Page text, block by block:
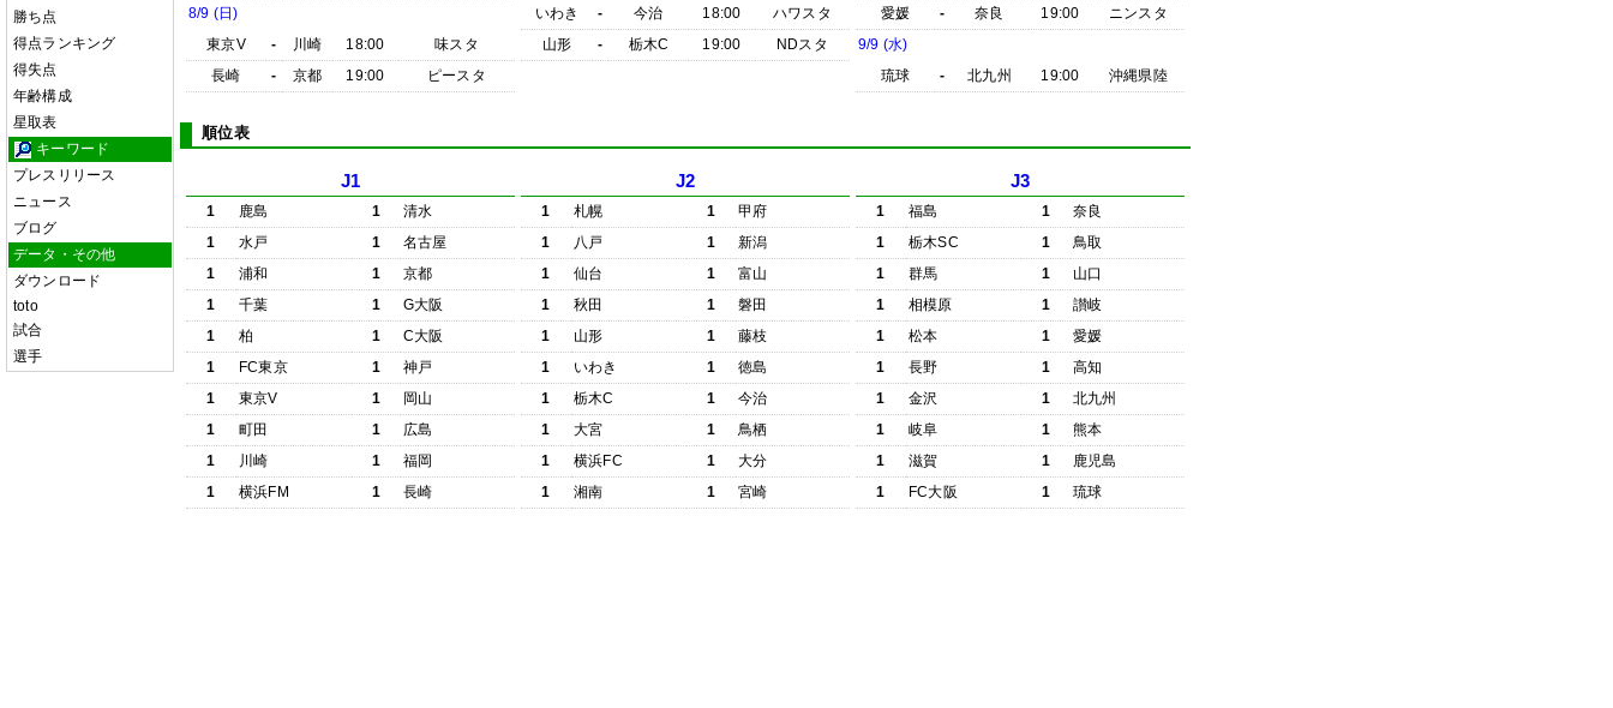
勝ち点
得点ランキング
得失点
年齢構成
星取表
キーワード
プレスリリース
ニュース
ブログ
データ・その他
ダウンロード
toto
試合
選手
8/9 (日)
東京V
- 川崎 18:00
味スタ
長崎
- 京都 19:00 ピースタ
いわき
- 今治 18:00
ハワスタ
山形
- 栃木C 19:00 NDスタ
愛媛
- 奈良 19:00
ニンスタ
9/9 (水)
琉球
- 北九州 19:00 沖縄県陸
順位表
J1
1 鹿島 1
清水
1
水戸 1
名古屋
1
浦和 1
京都
1
千葉 1
G大阪
1
柏 1
C大阪
1
FC東京 1
神戸
1
東京V 1
岡山
1
町田 1
広島
1
川崎 1
福岡
1
横浜FM 1 長崎
J2
1 札幌 1
甲府
1
八戸 1
新潟
1
仙台 1
富山
1
秋田 1
磐田
1
山形 1
藤枝
1
いわき 1
徳島
1
栃木C 1
今治
1
大宮 1
鳥栖
1
横浜FC 1
大分
1
湘南 1 宮崎
J3
1 福島 1
奈良
1
栃木SC 1
鳥取
1
群馬 1
山口
1
相模原 1
讃岐
1
松本 1
愛媛
1
長野 1
高知
1
金沢 1
北九州
1
岐阜 1
熊本
1
滋賀 1
鹿児島
1
FC大阪 1 琉球